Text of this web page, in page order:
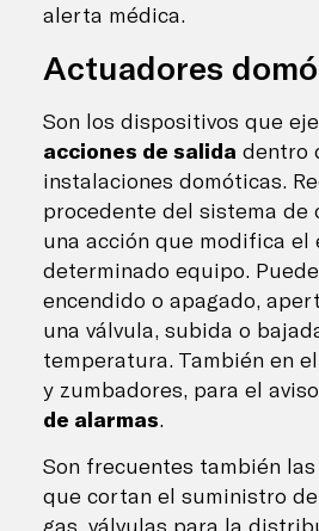
alerta médica.
Actuadores
Son los dispositivos que
acciones de salida dentro
instalaciones domóticas.
procedente del sistema de
una acción que modifica el
determinado equipo.
encendido o apagado,
una válvula, subida o
temperatura. También en
y zumbadores, para el
de alarmas.
Son frecuentes también las
que cortan el suministro
gas, válvulas para la